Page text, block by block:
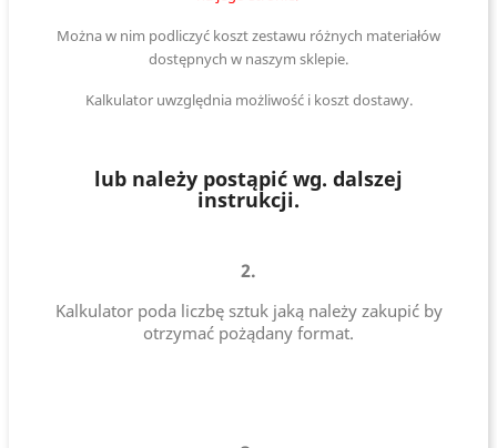
Można w nim podliczyć koszt zestawu różnych materiałów
dostępnych w naszym sklepie.
Kalkulator uwzględnia możliwość i koszt dostawy.
lub należy postąpić wg. dalszej
instrukcji.
2.
Kalkulator poda liczbę sztuk jaką należy zakupić by
otrzymać pożądany format.